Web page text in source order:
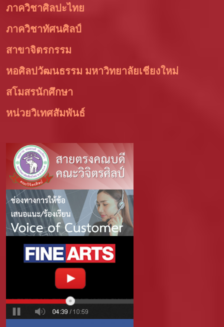
ภาควิชาศิลปะไทย
ภาควิชาทัศนศิลป์
สาขาจิตรกรรม
หอศิลปวัฒนธรรม มหาวิทยาลัยเชียงใหม่
สโมสรนักศึกษา
หน่วยวิเทศสัมพันธ์